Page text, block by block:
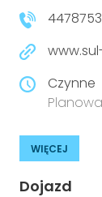
Czynne
WIĘCEJ
Dojazd